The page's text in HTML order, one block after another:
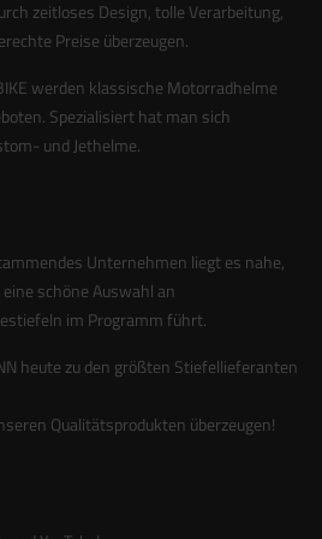
consectetuer adipiscing elit.
zeitloses Design, tolle Verarbeitung,
Preise überzeugen.
werden klassische Motorradhelme
Spezialisiert hat man sich
und Jethelme.
Unternehmen liegt es nahe,
schöne Auswahl an
im Programm führt.
heute zu den größten Stiefellieferanten
Qualitätsprodukten überzeugen!